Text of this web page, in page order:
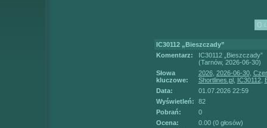
IC30112 „Bieszczady”
Komentarz:
IC30112 „Bieszczady”
(Tarnów, 2026-06-30)
Słowa
kluczowe:
2026, 2026-06-30,
Shortlines.pl, IC30112,
Data:
01.07.2026 22:59
Wyświetleń:
82
Pobrań:
0
Ocena:
0.00 (0 głosów)